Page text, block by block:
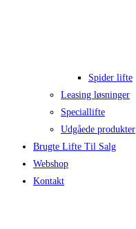
Spider lifte
Leasing løsninger
Speciallifte
Udgåede produkter
Brugte Lifte Til Salg
Webshop
Kontakt